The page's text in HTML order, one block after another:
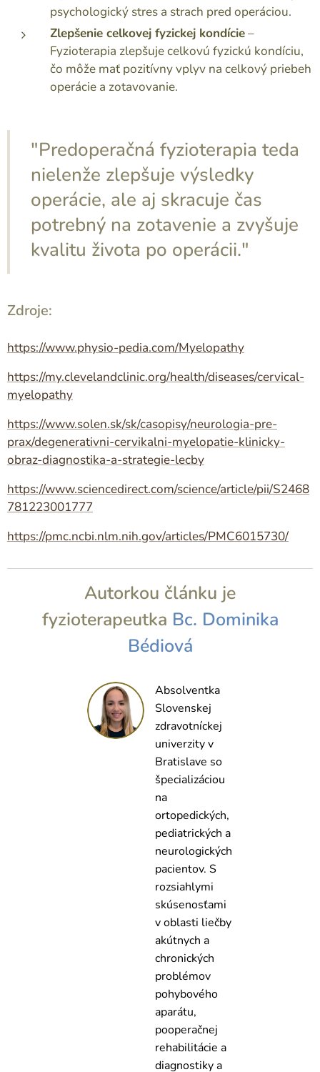
psychologický stres a strach pred operáciou.
Zlepšenie celkovej fyzickej kondície–
Fyzioterapia zlepšuje celkovú fyzickú kondíciu,
čo môže mať pozitívny vplyv na celkový priebeh
operácie a zotavovanie.
"Predoperačná fyzioterapia teda
nielenže zlepšuje výsledky
operácie, ale aj skracuje čas
potrebný na zotavenie a zvyšuje
kvalitu života po operácii."
Zdroje:
https://www.physio-pedia.com/Myelopathy
https://my.clevelandclinic.org/health/diseases/cervical-
myelopathy
https://www.solen.sk/sk/casopisy/neurologia-pre-
prax/degenerativni-cervikalni-myelopatie-klinicky-
obraz-diagnostika-a-strategie-lecby
https://www.sciencedirect.com/science/article/pii/S2468
781223001777
https://pmc.ncbi.nlm.nih.gov/articles/PMC6015730/
Autorkou článku je
fyzioterapeutka Bc. Dominika
Bédiová
Absolventka
Slovenskej
zdravotníckej
univerzity v
Bratislave so
špecializáciou
na
ortopedických,
pediatrických a
neurologických
pacientov. S
rozsiahlymi
skúsenosťami
v oblasti liečby
akútnych a
chronických
problémov
pohybového
aparátu,
pooperačnej
rehabilitácie a
diagnostiky a